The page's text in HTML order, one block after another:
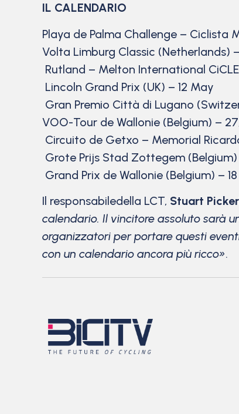
IL CALENDARIO
Playa de Palma Challenge – Ciclista
Volta Limburg Classic (Netherlands)
Rutland – Melton International
Lincoln Grand Prix (UK) – 12 May
Gran Premio Città di Lugano
VOO-Tour de Wallonie (Belgium) –
Circuito de Getxo – Memorial
Grote Prijs Stad Zottegem
Grand Prix de Wallonie (Belgium) –
Il responsabiledella LCT, Stuart
calendario. Il vincitore assoluto sarà
organizzatori per portare questi
con un calendario ancora più ricco».